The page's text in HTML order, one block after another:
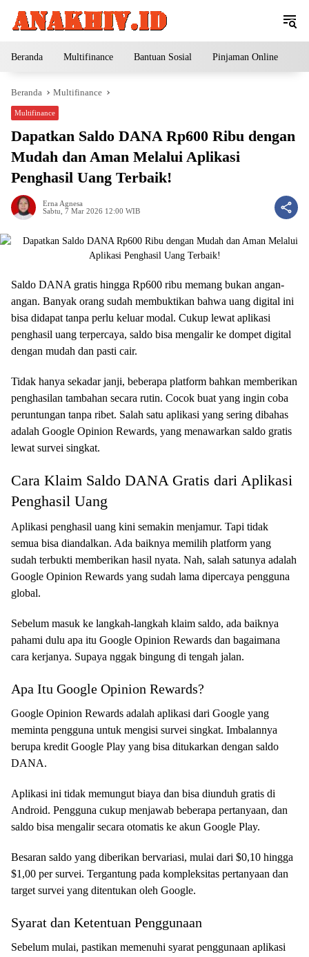
Beranda Multifinance Bantuan Sosial Pinjaman Online
Beranda Multifinance
Multifinance
Dapatkan Saldo DANA Rp600 Ribu dengan
Mudah dan Aman Melalui Aplikasi
Penghasil Uang Terbaik!
Erna Agnesa
Sabtu, 7 Mar 2026 12:00 WIB
Saldo DANA gratis hingga Rp600 ribu memang bukan angan-
angan. Banyak orang sudah membuktikan bahwa uang digital ini
bisa didapat tanpa perlu keluar modal. Cukup lewat aplikasi
penghasil uang terpercaya, saldo bisa mengalir ke dompet digital
dengan mudah dan pasti cair.
Tidak hanya sekadar janji, beberapa platform bahkan memberikan
penghasilan tambahan secara rutin. Cocok buat yang ingin coba
peruntungan tanpa ribet. Salah satu aplikasi yang sering dibahas
adalah Google Opinion Rewards, yang menawarkan saldo gratis
lewat survei singkat.
Cara Klaim Saldo DANA Gratis dari Aplikasi
Penghasil Uang
Aplikasi penghasil uang kini semakin menjamur. Tapi tidak
semua bisa diandalkan. Ada baiknya memilih platform yang
sudah terbukti memberikan hasil nyata. Nah, salah satunya adalah
Google Opinion Rewards yang sudah lama dipercaya pengguna
global.
Sebelum masuk ke langkah-langkah klaim saldo, ada baiknya
pahami dulu apa itu Google Opinion Rewards dan bagaimana
cara kerjanya. Supaya nggak bingung di tengah jalan.
Apa Itu Google Opinion Rewards?
Google Opinion Rewards adalah aplikasi dari Google yang
meminta pengguna untuk mengisi survei singkat. Imbalannya
berupa kredit Google Play yang bisa ditukarkan dengan saldo
DANA.
Aplikasi ini tidak memungut biaya dan bisa diunduh gratis di
Android. Pengguna cukup menjawab beberapa pertanyaan, dan
saldo bisa mengalir secara otomatis ke akun Google Play.
Besaran saldo yang diberikan bervariasi, mulai dari $0,10 hingga
$1,00 per survei. Tergantung pada kompleksitas pertanyaan dan
target survei yang ditentukan oleh Google.
Syarat dan Ketentuan Penggunaan
Sebelum mulai, pastikan memenuhi syarat penggunaan aplikasi